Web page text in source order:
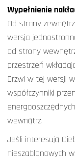
Wypełnienie
Od strony
wersja
od strony
przestrzeń
Drzwi w tej wersji
współczynniki
wewnątrz.
Jeśli interesują
nieszablonowych